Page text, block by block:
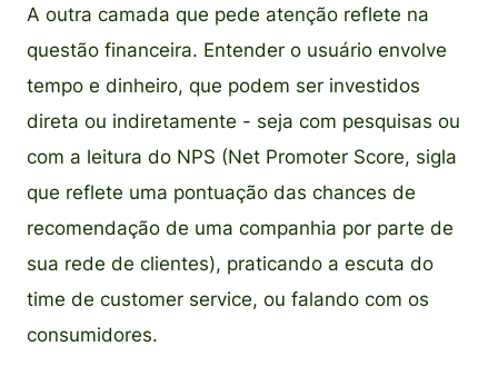
A outra camada que pede atenção reflete na
questão financeira. Entender o usuário envolve
tempo e dinheiro, que podem ser investidos
direta ou indiretamente - seja com pesquisas ou
com a leitura do NPS (Net Promoter Score, sigla
que reflete uma pontuação das chances de
recomendação de uma companhia por parte de
sua rede de clientes), praticando a escuta do
time de customer service, ou falando com os
consumidores.